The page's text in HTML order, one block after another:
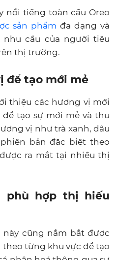
nổi tiếng toàn cầu Oreo
sản phẩm đa dạng và
cầu của người tiêu
thị trường.
để tạo mới mẻ
thiệu các hương vị mới
tạo sự mới mẻ và thu
vị như trà xanh, dâu
bản đặc biệt theo
ra mắt tại nhiều thị
phù hợp thị hiếu
này cũng nắm bắt được
từng khu vực để tạo